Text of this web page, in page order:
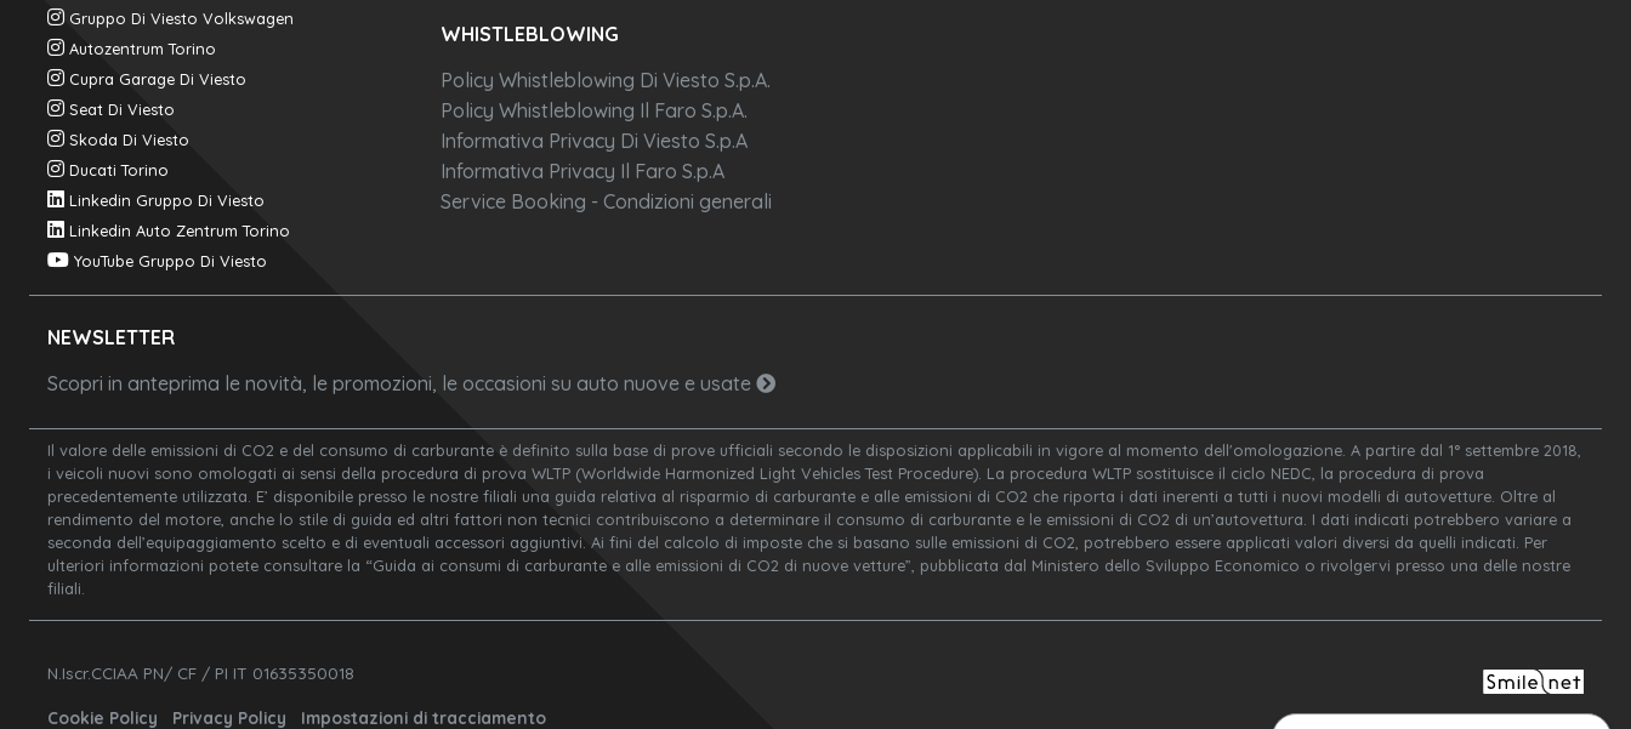
Gruppo Di Viesto Volkswagen
Autozentrum Torino
Cupra Garage Di Viesto
Seat Di Viesto
Skoda Di Viesto
Ducati Torino
Linkedin Gruppo Di Viesto
Linkedin Auto Zentrum Torino
YouTube Gruppo Di Viesto
WHISTLEBLOWING
Policy Whistleblowing Di Viesto S.p.A.
Policy Whistleblowing Il Faro S.p.A.
Informativa Privacy Di Viesto S.p.A
Informativa Privacy Il Faro S.p.A
Service Booking - Condizioni generali
NEWSLETTER
Scopri in anteprima le novità, le promozioni, le occasioni su auto nuove e usate
Il valore delle emissioni di CO2 e del consumo di carburante è definito sulla base di prove ufficiali secondo le disposizioni applicabili in vigore al momento dell'omologazione. A partire dal 1° settembre 2018,
i veicoli nuovi sono omologati ai sensi della procedura di prova WLTP (Worldwide Harmonized Light Vehicles Test Procedure). La procedura WLTP sostituisce il ciclo NEDC, la procedura di prova
precedentemente utilizzata. E’ disponibile presso le nostre filiali una guida relativa al risparmio di carburante e alle emissioni di CO2 che riporta i dati inerenti a tutti i nuovi modelli di autovetture. Oltre al
rendimento del motore, anche lo stile di guida ed altri fattori non tecnici contribuiscono a determinare il consumo di carburante e le emissioni di CO2 di un’autovettura. I dati indicati potrebbero variare a
seconda dell’equipaggiamento scelto e di eventuali accessori aggiuntivi. Ai fini del calcolo di imposte che si basano sulle emissioni di CO2, potrebbero essere applicati valori diversi da quelli indicati. Per
ulteriori informazioni potete consultare la “Guida ai consumi di carburante e alle emissioni di CO2 di nuove vetture”, pubblicata dal Ministero dello Sviluppo Economico o rivolgervi presso una delle nostre
filiali.
N.Iscr.CCIAA PN/ CF / PI IT 01635350018
Cookie Policy Privacy Policy Impostazioni di tracciamento